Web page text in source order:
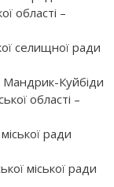
області –
селищної ради
Мандрик-Куйбіди
області –
ради
міської ради